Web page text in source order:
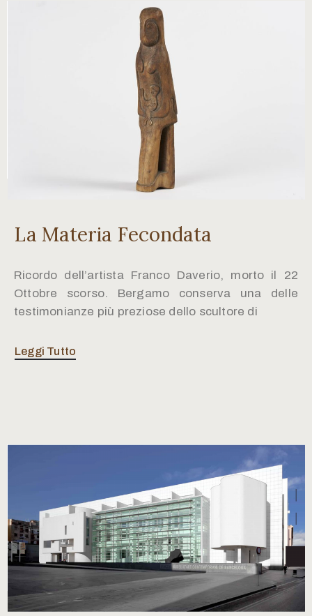
La Materia Fecondata
Ricordo dell’artista Franco Daverio, morto il 22
Ottobre scorso. Bergamo conserva una delle
testimonianze più preziose dello scultore di
Leggi Tutto